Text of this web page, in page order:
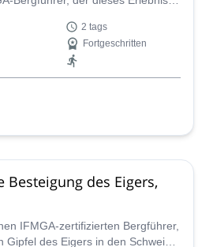
in den Schweizer Alpen.
2 tags
Fortgeschritten
Besteigung des Eigers,
IFMGA-zertifizierten Bergführer,
Gipfel des Eigers in den Schweizer